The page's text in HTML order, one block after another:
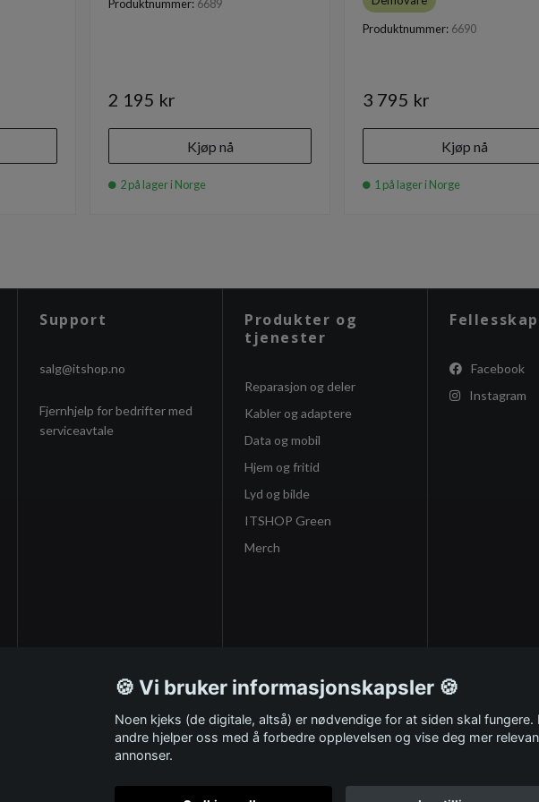
Produktnummer: 6689
2 195 kr
Kjøp nå
2 på lager i Norge
Produktnummer: 6690
3 795 kr
Kjøp nå
1 på lager i Norge
Support
salg@itshop.no
Fjernhjelp for bedrifter med
serviceavtale
Produkter og
tjenester
Reparasjon og deler
Kabler og adaptere
Data og mobil
Hjem og fritid
Lyd og bilde
ITSHOP Green
Merch
Fellesskap
Facebook
Instagram
🍪 Vi bruker informasjonskapsler 🍪
Noen kjeks (de digitale, altså) er nødvendige for at siden skal fungere.
andre hjelper oss med å forbedre opplevelsen og vise deg mer
annonser.